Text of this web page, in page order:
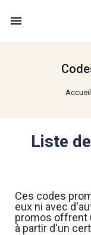
menu
Accueil
Liste
Ces codes
eux ni avec
promos offrent
à partir d'un